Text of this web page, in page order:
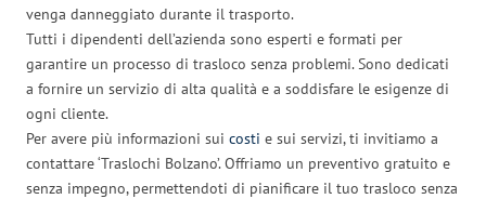
venga danneggiato durante il trasporto.
Tutti i dipendenti dell’azienda sono esperti e formati per
garantire un processo di trasloco senza problemi. Sono dedicati
a fornire un servizio di alta qualità e a soddisfare le esigenze di
ogni cliente.
Per avere più informazioni sui costi e sui servizi, ti invitiamo a
contattare ‘Traslochi Bolzano’. Offriamo un preventivo gratuito e
senza impegno, permettendoti di pianificare il tuo trasloco senza